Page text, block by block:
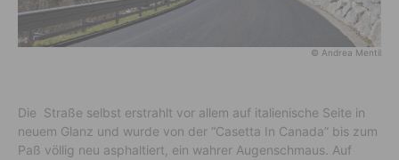
© Andrea Mentil
Die Straße selbst erstrahlt vor allem auf italienische Seite in
neuem Glanz und wurde von der “Casetta In Canada” bis zum
Paß völlig neu asphaltiert, ein wahrer Augenschmaus. Auf